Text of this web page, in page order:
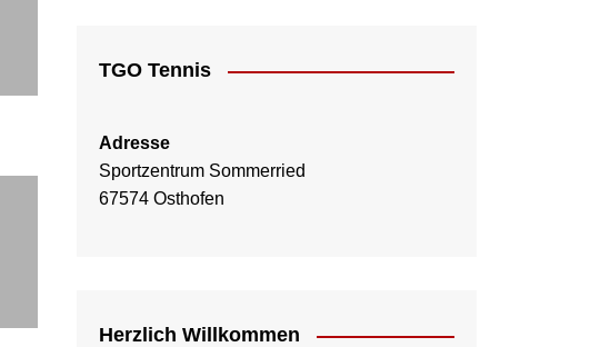
TGO Tennis
Adresse
Sportzentrum Sommerried
67574 Osthofen
Herzlich Willkommen